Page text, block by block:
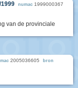
numac 1999000367
van de provinciale
2005036605 bron